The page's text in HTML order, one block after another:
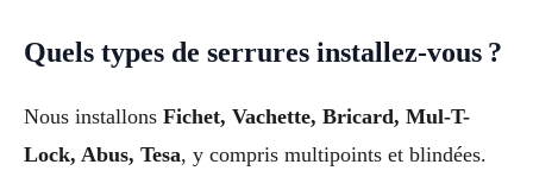
Quels types de serrures installez-vous ?
Nous installons Fichet, Vachette, Bricard, Mul-T-
Lock, Abus, Tesa, y compris multipoints et blindées.